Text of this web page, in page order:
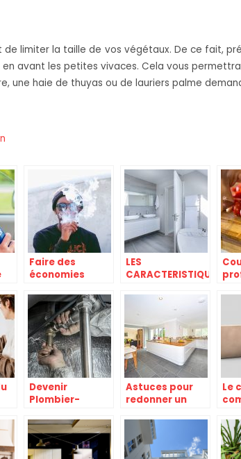
limiter la taille de vos végétaux. De ce fait,
avant les petites vivaces. Cela vous
une haie de thuyas ou de lauriers palme
?
Faire des
économies
cigarette.
LES
CARACTERISTIQUES
D’UNE SALLE DE
BAIN
Devenir
Plombier-
metier, salaire,
formation
Astuces pour
redonner un
l’interieur de
votre maison
Le